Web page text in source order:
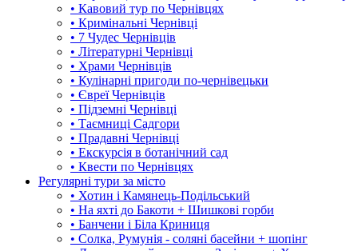
• Кавовий тур по Чернівцях
• Кримінальні Чернівці
• 7 Чудес Чернівців
• Літературні Чернівці
• Храми Чернівців
• Кулінарні пригоди по-чернівецьки
• Євреї Чернівців
• Підземні Чернівці
• Таємниці Садгори
• Прадавні Чернівці
• Екскурсія в ботанічний сад
• Квести по Чернівцях
Регулярні тури за місто
• Хотин і Камянець-Подільський
• На яхті до Бакоти + Шишкові горби
• Банчени і Біла Криниця
• Солка, Румунія - соляні басейни + шопінг